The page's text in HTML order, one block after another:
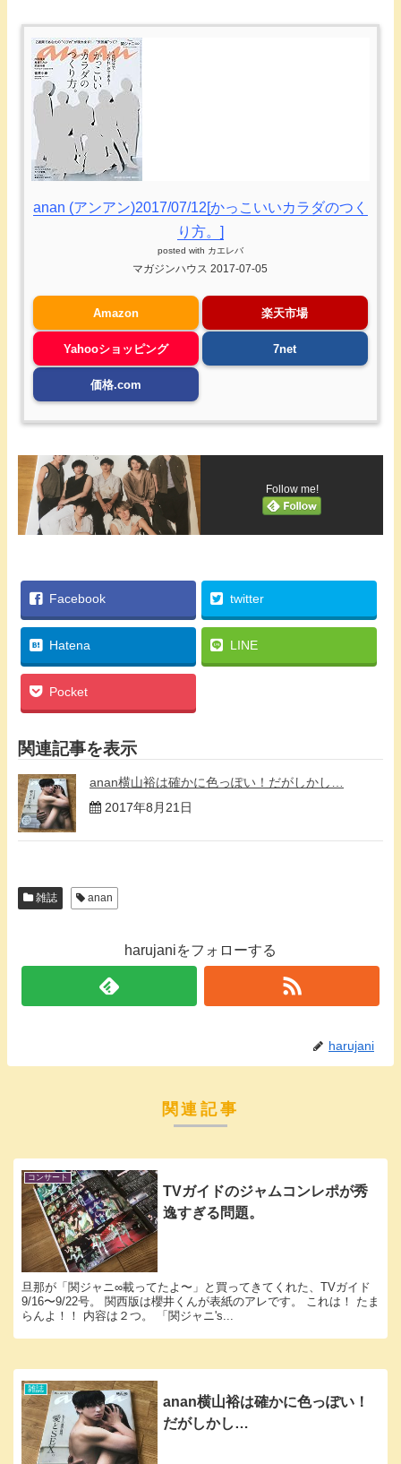
anan (アンアン)2017/07/12[かっこいいカラダのつく
り方。]
posted with カエレバ
マガジンハウス 2017-07-05
Amazon 楽天市場
Yahooショッピング 7net
価格.com
Follow me!
Facebook twitter
Hatena LINE
Pocket
関連記事を表示
anan横山裕は確かに色っぽい！だがしかし…
2017年8月21日
雑誌 anan
harujaniをフォローする
harujani
関連記事
コンサート
TVガイドのジャムコンレポが秀
逸すぎる問題。
旦那が「関ジャニ∞載ってたよ〜」と買ってきてくれた、TVガイド
9/16〜9/22号。 関西版は櫻井くんが表紙のアレです。 これは！ たま
らんよ！！ 内容は２つ。 「関ジャニ's...
雑誌
anan横山裕は確かに色っぽい！
だがしかし…